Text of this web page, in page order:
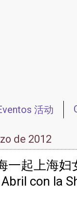
活动
de 2012
一起上海妇
con la